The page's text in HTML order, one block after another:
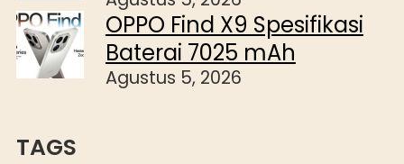
OPPO Find X9 Spesifikasi
Baterai 7025 mAh
Agustus 5, 2026
TAGS